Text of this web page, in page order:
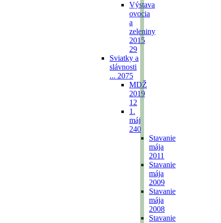
Výstava
ovocia
a
zeleniny
2015
29
Sviatky a
slávnosti
... 2075
MDŽ
2019
12
1.
máj
240
Stavanie
mája
2011
Stavanie
mája
2009
Stavanie
mája
2008
Stavanie